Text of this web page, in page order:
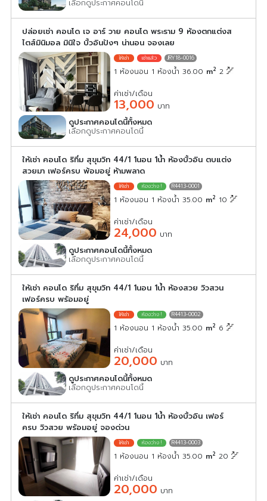
เลือกดูประกาศคอนโดนี้
ปล่อยเช่า คอนโด เจ อาร์ วาย คอนโด พระราม 9 ห้องตกแต่งส
ไตส์มินิมอล มินิใจ บิ้วอินปังๆ น่านอน จองเลย
JRY18-0016
1 ห้องนอน 1 ห้องน้ำ 36.00 m2 2
ค่าเช่า/เดือน
13,000 บาท
ดูประกาศคอนโดนี้ทั้งหมด
เลือกดูประกาศคอนโดนี้
ให้เช่า คอนโด ริทึ่ม สุขุมวิท 44/1 1นอน 1น้ำ ห้องบิ้วอิน ตบแต่ง
สวยมา เฟอร์ครบ พ้อมอยู่ ห้ามพลาด
R4413-0001
1 ห้องนอน 1 ห้องน้ำ 35.00 m2 10
ค่าเช่า/เดือน
24,000 บาท
ดูประกาศคอนโดนี้ทั้งหมด
เลือกดูประกาศคอนโดนี้
ให้เช่า คอนโด ริทึ่ม สุขุมวิท 44/1 1นอน 1น้ำ ห้องสวย วิวสวน
เฟอร์ครบ พร้อมอยู่
R4413-0002
1 ห้องนอน 1 ห้องน้ำ 35.00 m2 6
ค่าเช่า/เดือน
20,000 บาท
ดูประกาศคอนโดนี้ทั้งหมด
เลือกดูประกาศคอนโดนี้
ให้เช่า ‎คอนโด ริทึ่ม สุขุมวิท 44/1 1นอน 1น้ำ ห้องบิ้วอิน เฟอร์
ครบ วิวสวย พร้อมอยู่ จองด่วน
R4413-0003
1 ห้องนอน 1 ห้องน้ำ 35.00 m2 20
ค่าเช่า/เดือน
20,000 บาท